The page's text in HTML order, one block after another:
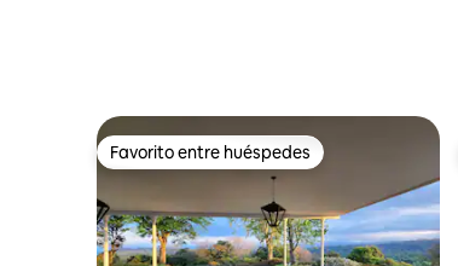
Favorito entre huéspedes
Favorito entre huéspedes